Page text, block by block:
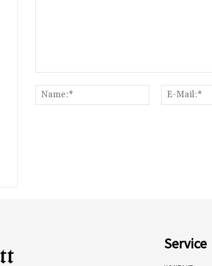
Name:*
Service